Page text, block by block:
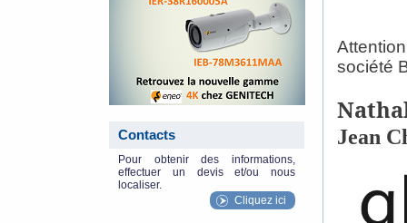
Contacts
Pour obtenir des informations,
effectuer un devis et/ou nous
localiser.
Cliquez ici
société
Jean